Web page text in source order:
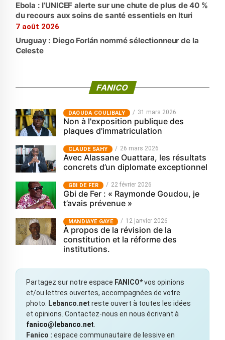
Ebola : l’UNICEF alerte sur une chute de plus de 40 %
du recours aux soins de santé essentiels en Ituri
7 août 2026
Uruguay : Diego Forlán nommé sélectionneur de la
Celeste
FANICO
‎DAOUDA COULIBALY 31 mars 2026
Non à l'exposition publique des
plaques d'immatriculation
CLAUDE SAHY 26 mars 2026
Avec Alassane Ouattara, les résultats
concrets d’un diplomate exceptionnel
GBI DE FER 22 février 2026
Gbi de Fer : « Raymonde Goudou, je
t’avais prévenue »
MANDIAYE GAYE 12 janvier 2026
À propos de la révision de la
constitution et la réforme des
institutions.
Partagez sur notre espace FANICO*vos opinions
et/ou lettres ouvertes, accompagnées de votre
photo.
Lebanco.net reste ouvert à toutes les idées
et opinions. Contactez-nous en nous écrivant à
fanico@lebanco.net
Fanico : espace communautaire de lessive en